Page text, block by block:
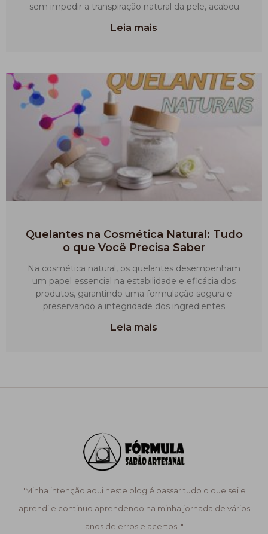
sem impedir a transpiração natural da pele, acabou
Leia mais
Quelantes na Cosmética Natural: Tudo
o que Você Precisa Saber
Na cosmética natural, os quelantes desempenham
um papel essencial na estabilidade e eficácia dos
produtos, garantindo uma formulação segura e
preservando a integridade dos ingredientes
Leia mais
"Minha intenção aqui neste blog é passar tudo o que sei e
aprendi e continuo aprendendo na minha jornada de vários
anos de erros e acertos. "